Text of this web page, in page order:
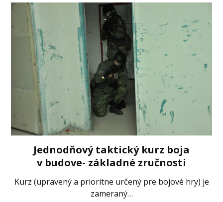
Jednodňový taktický kurz boja
v budove- základné zručnosti
Kurz (upravený a prioritne určený pre bojové hry) je
zameraný…